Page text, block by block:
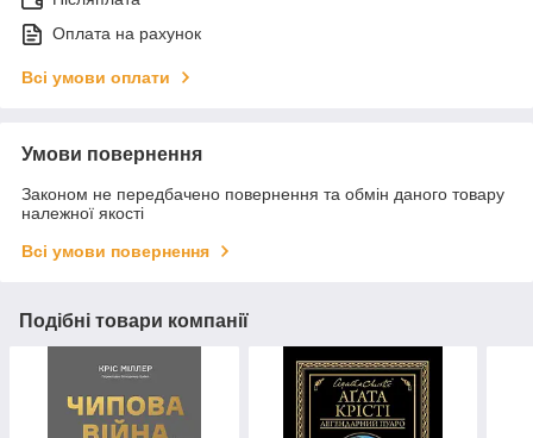
Оплата на рахунок
Всі умови оплати
Умови повернення
Законом не передбачено повернення та обмін даного товару
належної якості
Всі умови повернення
Подібні товари компанії